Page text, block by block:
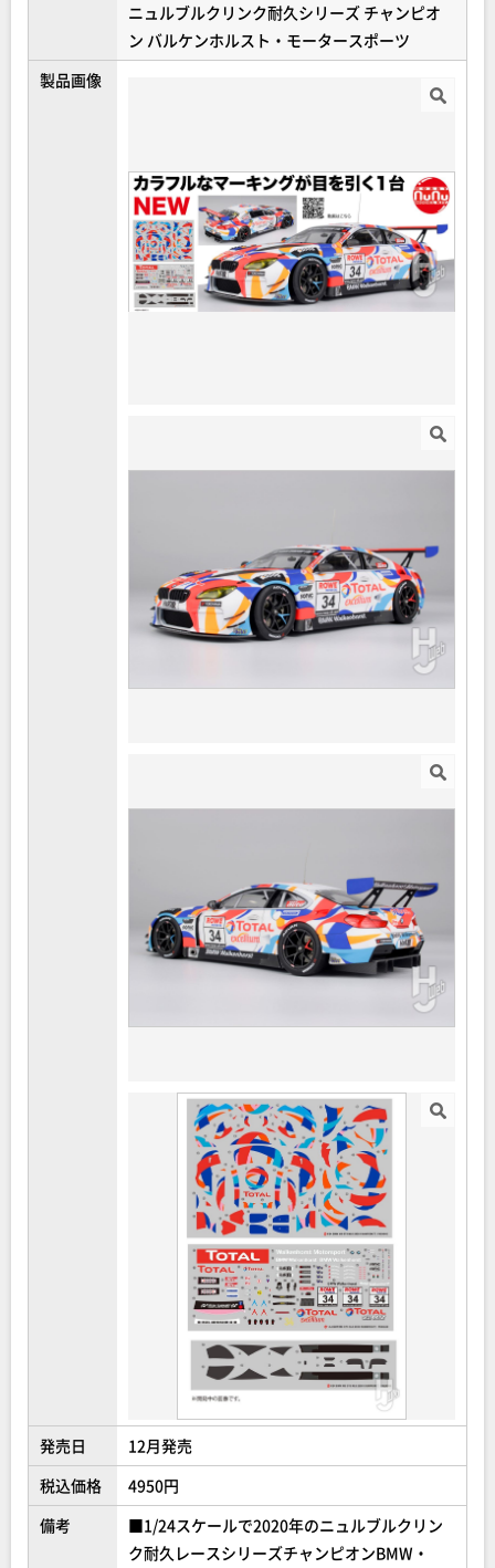
ニュルブルクリンク耐久シリーズ チャンピオ
ン バルケンホルスト・モータースポーツ
製品画像
発売日
12月発売
税込価格
4950円
備考
■1/24スケールで2020年のニュルブルクリン
ク耐久レースシリーズチャンピオンBMW・